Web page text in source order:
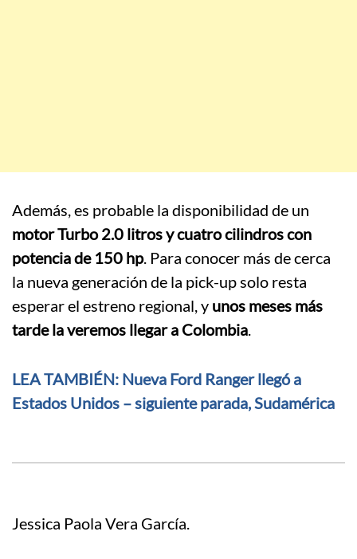
Además, es probable la disponibilidad de un
motor Turbo 2.0 litros y cuatro cilindros con
potencia de 150 hp. Para conocer más de cerca
la nueva generación de la pick-up solo resta
esperar el estreno regional, y unos meses más
tarde la veremos llegar a Colombia.
LEA TAMBIÉN: Nueva Ford Ranger llegó a
Estados Unidos – siguiente parada, Sudamérica
Jessica Paola Vera García.